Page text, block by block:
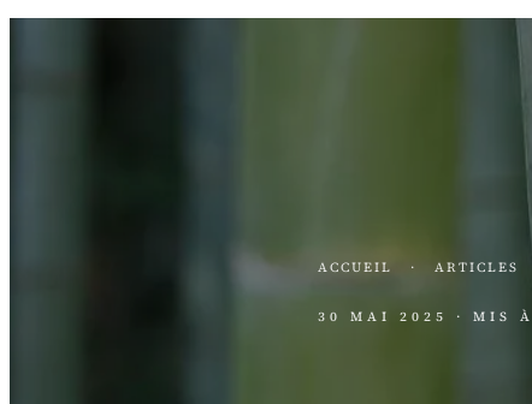
ACCUEIL · ARTICLES
30 MAI 2025 · MIS